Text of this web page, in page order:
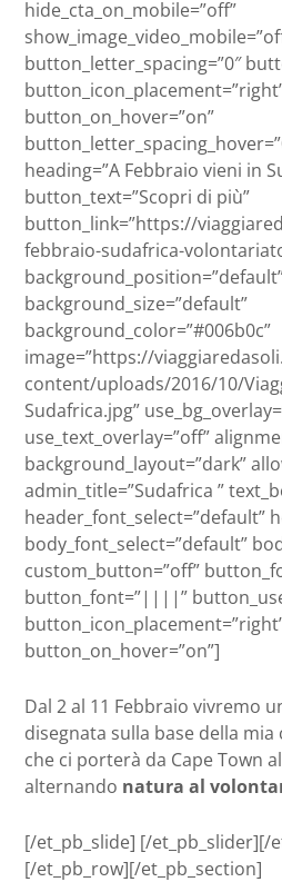
hide_cta_on_mobile=”off”
button_letter_spacing=”0″
button_on_hover=”on”
heading=”A Febbraio vieni in
button_text=”Scopri di più”
button_link=”https://
febbraio-sudafrica-
background_size=”default”
background_color=”#006b0c”
image=”https://
content/uploads/2016/10/
Sudafrica.jpg”
use_text_overlay=”off”
background_layout=”dark”
admin_title=”Sudafrica ”
body_font_select=”default”
custom_button=”off”
button_font=”||||”
button_on_hover=”on”]
Dal 2 al 11 Febbraio vivremo
disegnata sulla base della
che ci porterà da Cape Town
alternando natura al
[/et_pb_slide] [/et_pb_slider][/
[/et_pb_row][/et_pb_section]